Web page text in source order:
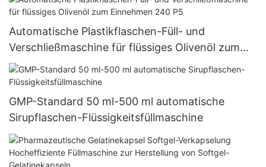
Automatische Plastikflaschen-Füll- und
Verschließmaschine für flüssiges Olivenöl zum
Einnehmen 240 P5
GMP-Standard 50 ml-500 ml automatische
Sirupflaschen-Flüssigkeitsfüllmaschine